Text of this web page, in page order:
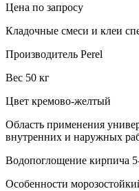
Цена по запросу
Кладочные смеси и клеи
Производитель Perel
Вес 50 кг
Цвет кремово-желтый
Область применения
внутренних и наружных
Водопоглощение кирпича
Особенности